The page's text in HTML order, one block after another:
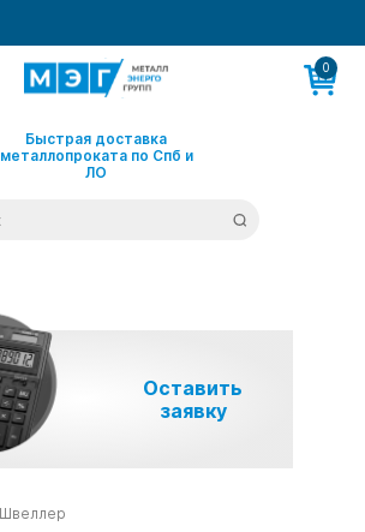
Быстрая доставка
металлопроката по Спб и
ЛО
Оставить
заявку
0
Швеллер